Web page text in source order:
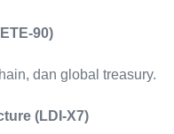
90)
dan global treasury.
(LDI-X7)